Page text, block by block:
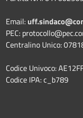
Email:
PEC:
Centralino Unico:
Codice Univoco:
Codice IPA: c_b789